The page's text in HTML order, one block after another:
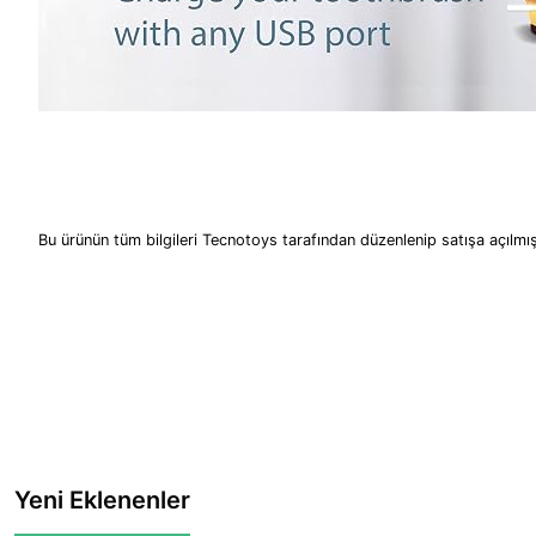
Bu ürünün tüm bilgileri Tecnotoys tarafından düzenlenip satışa
Yeni Eklenenler